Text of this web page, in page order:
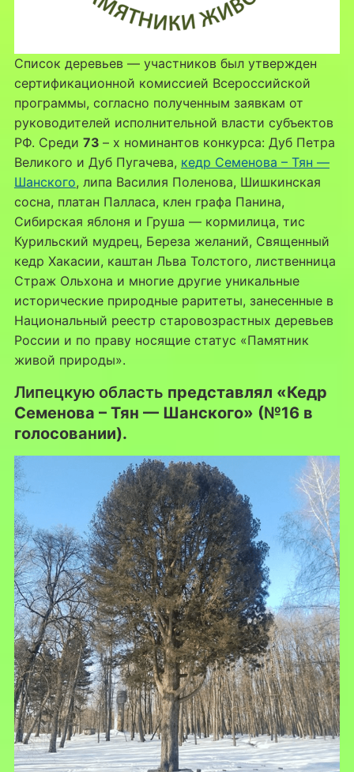
Список деревьев — участников был утвержден
сертификационной комиссией Всероссийской
программы, согласно полученным заявкам от
руководителей исполнительной власти субъектов
РФ. Среди 73 – х номинантов конкурса: Дуб Петра
Великого и Дуб Пугачева, кедр Семенова – Тян —
Шанского, липа Василия Поленова, Шишкинская
сосна, платан Палласа, клен графа Панина,
Сибирская яблоня и Груша — кормилица, тис
Курильский мудрец, Береза желаний, Священный
кедр Хакасии, каштан Льва Толстого, лиственница
Страж Ольхона и многие другие уникальные
исторические природные раритеты, занесенные в
Национальный реестр старовозрастных деревьев
России и по праву носящие статус «Памятник
живой природы».
Липецкую область представлял «Кедр
Семенова – Тян — Шанского» (№16 в
голосовании).